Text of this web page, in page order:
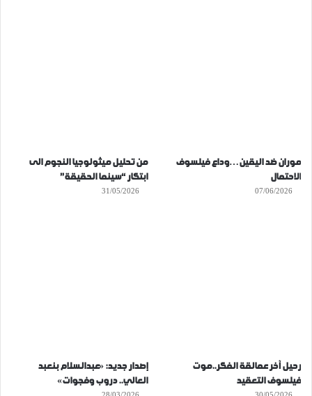
موران ضد اليقين…وداع فيلسوف
الاحتمال
07/06/2026
من تحليل ميثولوجيا النجوم الى
ابتكار “سينما الحقيقة”
31/05/2026
رحيل آخر عمالقة الفكر..موت
فيلسوف التعقيد
إصدار جديد: «عبدالسلام بنعبد
العالي.. دروب وفجوات»